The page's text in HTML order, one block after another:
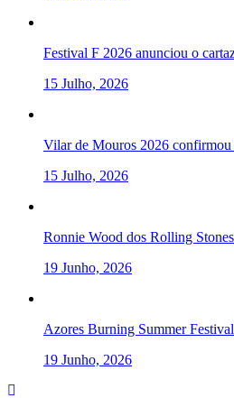
Festival F 2026 anunciou o
15 Julho, 2026
Vilar de Mouros 2026
15 Julho, 2026
Ronnie Wood dos Rolling
19 Junho, 2026
Azores Burning Summer
19 Junho, 2026